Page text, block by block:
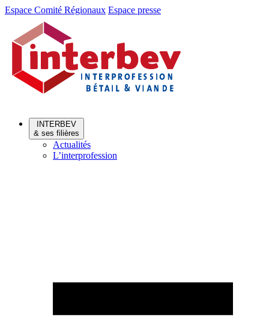
Aller
Aller
contenu
Espace Comité Régionaux Espace presse
INTERBEV
& ses filières
Actualités
L’interprofession